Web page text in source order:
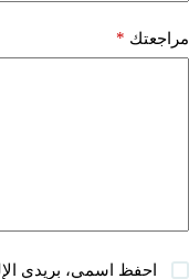
مراجعتك *
احفظ اسمي، بريدي